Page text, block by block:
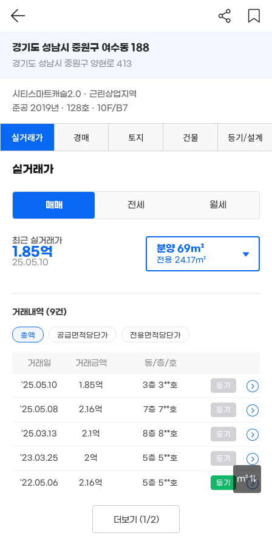
1.7억
1.9억
매매 2억 1600만원
전용24m²
계약일 '25. 05
1.8억
억
86m²
6.94억
156m²
4.66억
3.21억
97m²
67.28억
억
필터 매물 탐색
경기도 성남시 중원구 여수동 188
준공 2019년 · 128호 · 10F/B7
m²
경기도 성남시 중원구 여수동 188
경기도 성남시 중원구 양현로 413
시티스마트캐슬2.0 · 근린상업지역
준공 2019년 · 128호 · 10F/B7
실거래가 경매 토지 건물 등기/설계
실거래가
매매 전세 월세
최근 실거래가
1.85억
25.05.10
분양69m²
전용 24.17m²
거래내역 (9건)
총액 공급면적당단가 전용면적당단가
거래일 거래금액 동/층/호
'25.05.10 1.85억 3층 3**호 등기
'25.05.08 2.16억 7층 7**호 등기
'25.03.13 2.1억 8층 8**호 등기
'23.03.25 2억 5층 5**호 등기
'22.05.06 2.16억 5층 5**호 등기
더보기 (1/2)